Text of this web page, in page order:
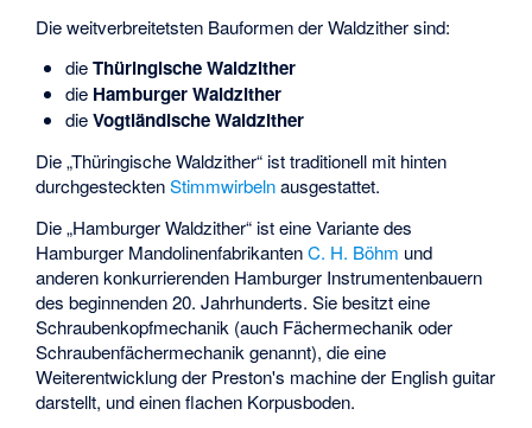
Die weitverbreitetsten Bauformen der Waldzither sind:
dieThüringische Waldzither
die Hamburger Waldzither
dieVogtländische Waldzither
Die „Thüringische Waldzither“ ist traditionell mit hinten
durchgestecktenStimmwirbelnausgestattet.
Die „Hamburger Waldzither“ ist eine Variante des
Hamburger MandolinenfabrikantenC. H. Böhm und
anderen konkurrierenden Hamburger Instrumentenbauern
des beginnenden 20. Jahrhunderts. Sie besitzt eine
Schraubenkopfmechanik (auch Fächermechanik oder
Schraubenfächermechanik genannt), die eine
Weiterentwicklung der Preston's machineder English guitar
darstellt, und einen flachen Korpusboden.